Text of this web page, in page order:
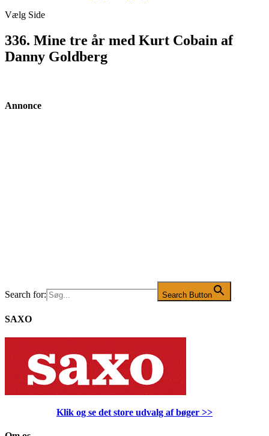
Vælg Side
336. Mine tre år med Kurt Cobain af
Danny Goldberg
Annonce
Search for: Search Button
SAXO
Klik og se det store udvalg af bøger >>